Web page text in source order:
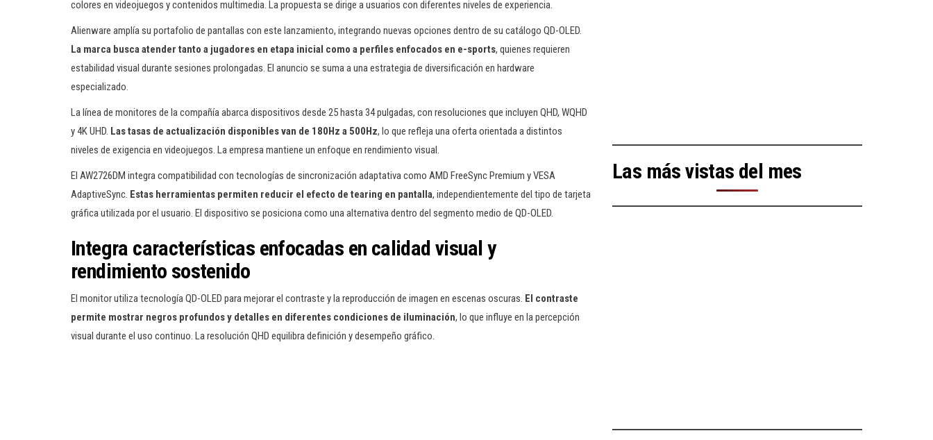
colores en videojuegos y contenidos multimedia. La propuesta se dirige a usuarios con diferentes niveles de experiencia.
Alienware amplía su portafolio de pantallas con este lanzamiento, integrando nuevas opciones dentro de su catálogo QD-OLED.
La marca busca atender tanto a jugadores en etapa inicial como a perfiles enfocados en e-sports, quienes requieren
estabilidad visual durante sesiones prolongadas. El anuncio se suma a una estrategia de diversificación en hardware
especializado.
La línea de monitores de la compañía abarca dispositivos desde 25 hasta 34 pulgadas, con resoluciones que incluyen QHD, WQHD
y 4K UHD. Las tasas de actualización disponibles van de 180Hz a 500Hz, lo que refleja una oferta orientada a distintos
niveles de exigencia en videojuegos. La empresa mantiene un enfoque en rendimiento visual.
El AW2726DM integra compatibilidad con tecnologías de sincronización adaptativa como AMD FreeSync Premium y VESA
AdaptiveSync. Estas herramientas permiten reducir el efecto de tearing en pantalla, independientemente del tipo de tarjeta
gráfica utilizada por el usuario. El dispositivo se posiciona como una alternativa dentro del segmento medio de QD-OLED.
Integra características enfocadas en calidad visual y
rendimiento sostenido
El monitor utiliza tecnología QD-OLED para mejorar el contraste y la reproducción de imagen en escenas oscuras. El contraste
permite mostrar negros profundos y detalles en diferentes condiciones de iluminación, lo que influye en la percepción
visual durante el uso continuo. La resolución QHD equilibra definición y desempeño gráfico.
Las más vistas del mes